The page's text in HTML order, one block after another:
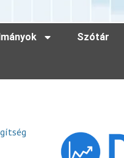
Szótár